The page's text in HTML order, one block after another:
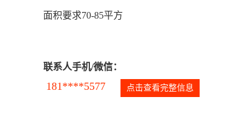
面积要求70-85平方
联系人手机/微信：
181****5577 点击查看完整信息